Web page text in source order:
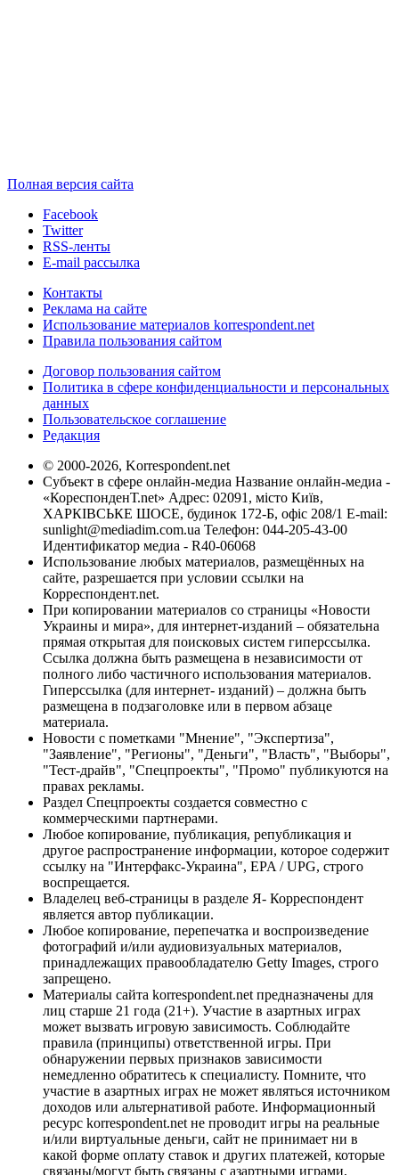
Полная версия сайта
Facebook
Twitter
RSS-ленты
E-mail рассылка
Контакты
Реклама на сайте
Использование материалов korrespondent.net
Правила пользования сайтом
Договор пользования сайтом
Политика в сфере конфиденциальности и персональных
данных
Пользовательское соглашение
Редакция
© 2000-2026, Korrespondent.net
Субъект в сфере онлайн-медиа Название онлайн-медиа -
«КореспонденТ.net» Адрес: 02091, місто Київ,
ХАРКІВСЬКЕ ШОСЕ, будинок 172-Б, офіс 208/1 E-mail:
sunlight@mediadim.com.ua Телефон: 044-205-43-00
Идентификатор медиа - R40-06068
Использование любых материалов, размещённых на
сайте, разрешается при условии ссылки на
Корреспондент.net.
При копировании материалов со страницы «Новости
Украины и мира», для интернет-изданий – обязательна
прямая открытая для поисковых систем гиперссылка.
Ссылка должна быть размещена в независимости от
полного либо частичного использования материалов.
Гиперссылка (для интернет- изданий) – должна быть
размещена в подзаголовке или в первом абзаце
материала.
Новости с пометками "Мнение", "Экспертиза",
"Заявление", "Регионы", "Деньги", "Власть", "Выборы",
"Тест-драйв", "Спецпроекты", "Промо" публикуются на
правах рекламы.
Раздел Спецпроекты создается совместно с
коммерческими партнерами.
Любое копирование, публикация, републикация и
другое распространение информации, которое содержит
ссылку на "Интерфакс-Украина", EPA / UPG, строго
воспрещается.
Владелец веб-страницы в разделе Я- Корреспондент
является автор публикации.
Любое копирование, перепечатка и воспроизведение
фотографий и/или аудиовизуальных материалов,
принадлежащих правообладателю Getty Images, строго
запрещено.
Материалы сайта korrespondent.net предназначены для
лиц старше 21 года (21+). Участие в азартных играх
может вызвать игровую зависимость. Соблюдайте
правила (принципы) ответственной игры. При
обнаружении первых признаков зависимости
немедленно обратитесь к специалисту. Помните, что
участие в азартных играх не может являться источником
доходов или альтернативой работе. Информационный
ресурс korrespondent.net не проводит игры на реальные
и/или виртуальные деньги, сайт не принимает ни в
какой форме оплату ставок и других платежей, которые
связаны/могут быть связаны с азартными играми,